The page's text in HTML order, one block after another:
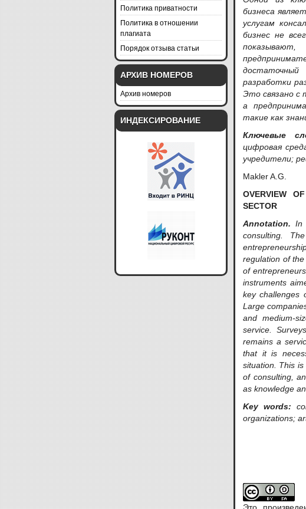
Политика приватности
Политика в отношении
плагиата
Порядок отзыва статьи
АРХИВ НОМЕРОВ
Архив номеров
ИНДЕКСИРОВАНИЕ
бизнеса
услугам
бизнес не
разработки
Это связано с
а
такие как
Ключевые
цифровая
учредители;
Makler A.G.
OVERVIEW
SECTOR
Annotation. In
consulting.
regulation of
of
instruments
key challenges
Large
and medium-
service.
remains a
that it is
situation. This
of consulting,
as knowledge
Key words:
organizations;